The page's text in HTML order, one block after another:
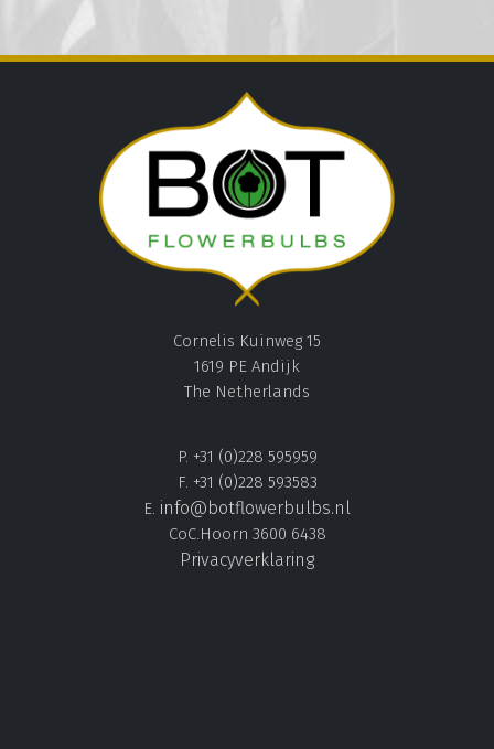
Cornelis Kuinweg 15
1619 PE Andijk
The Netherlands
P. +31 (0)228 595959
F. +31 (0)228 593583
E. info@botflowerbulbs.nl
CoC.Hoorn 3600 6438
Privacyverklaring